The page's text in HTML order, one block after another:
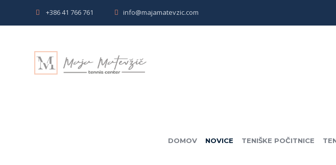
+386 41 766 761 info@majamatevzic.com
DOMOV NOVICE TENIŠKE POČITNICE